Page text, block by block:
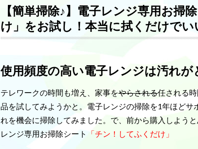
【簡単掃除♪】電子レンジ専用お掃
け」をお試し！本当に拭くだけでい
使用頻度の高い電子レンジは汚れ
テレワークの時間も増え、家事をやらされる任される
品を試してみようかと。電子レンジの掃除を1年ほど
れを機会に掃除してみました。で、前から購入しよう
レンジ専用お掃除シート
「チン！してふくだけ」